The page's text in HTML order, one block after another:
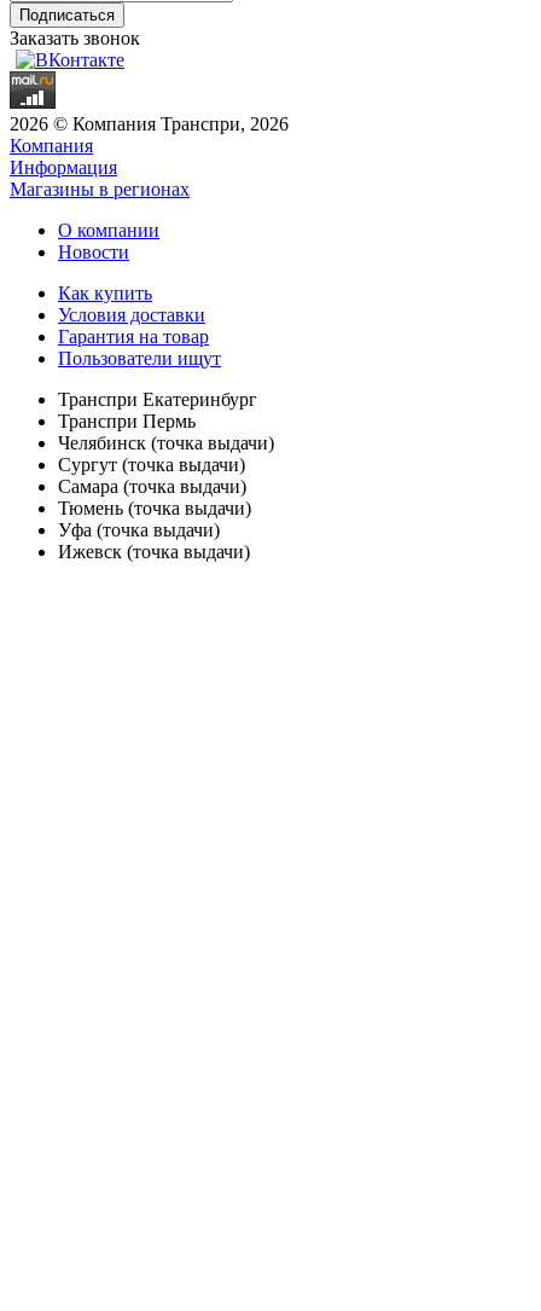
Заказать звонок
2026 © Компания Транспри, 2026
Компания
Информация
Магазины в регионах
О компании
Новости
Как купить
Условия доставки
Гарантия на товар
Пользователи ищут
Транспри Екатеринбург
Транспри Пермь
Челябинск (точка выдачи)
Сургут (точка выдачи)
Самара (точка выдачи)
Тюмень (точка выдачи)
Уфа (точка выдачи)
Ижевск (точка выдачи)